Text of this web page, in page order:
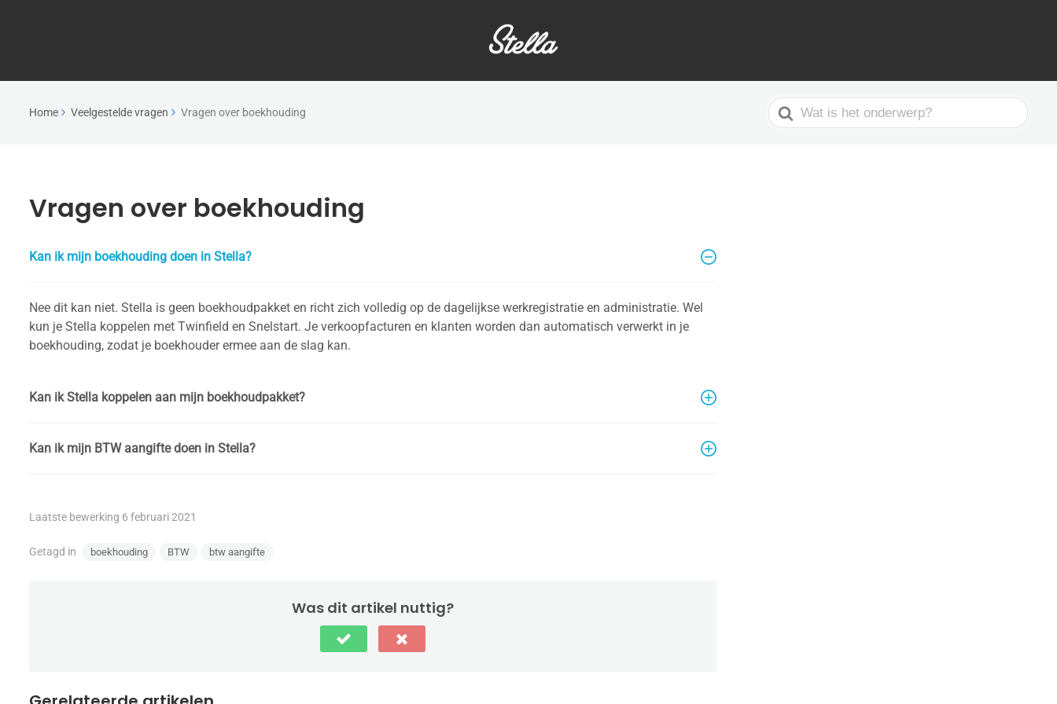
Home Veelgestelde vragen Vragen over boekhouding
Search
For
Vragen over boekhouding
Kan ik mijn boekhouding doen in Stella?
Nee dit kan niet. Stella is geen boekhoudpakket en richt zich volledig op de dagelijkse werkregistratie en administratie. Wel
kun je Stella koppelen met Twinfield en Snelstart. Je verkoopfacturen en klanten worden dan automatisch verwerkt in je
boekhouding, zodat je boekhouder ermee aan de slag kan.
Kan ik Stella koppelen aan mijn boekhoudpakket?
Kan ik mijn BTW aangifte doen in Stella?
Laatste bewerking 6 februari 2021
Getagd in boekhouding BTW btw aangifte
Was dit artikel nuttig?